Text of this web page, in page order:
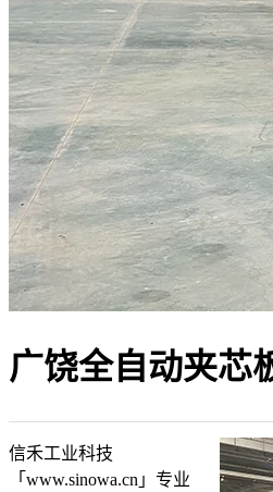
广饶全自动夹芯
信禾工业科技
「www.sinowa.cn」专业